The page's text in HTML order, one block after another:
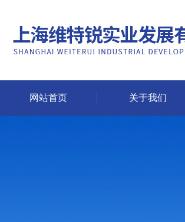
网站首页 关于我们